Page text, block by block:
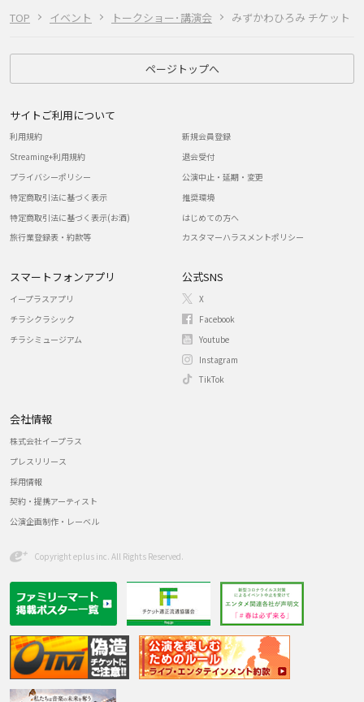
TOP イベント トークショー･講演会 みずかわひろみ チケット
ページトップへ
サイトご利用について
利用規約
Streaming+利用規約
プライバシーポリシー
特定商取引法に基づく表示
特定商取引法に基づく表示(お酒)
旅行業登録表・約款等
新規会員登録
退会受付
公演中止・延期・変更
推奨環境
はじめての方へ
カスタマーハラスメントポリシー
スマートフォンアプリ
イープラスアプリ
チラシクラシック
チラシミュージアム
公式SNS
X
Facebook
Youtube
Instagram
TikTok
会社情報
株式会社イープラス
プレスリリース
採用情報
契約・提携アーティスト
公演企画制作・レーベル
Copyright eplus inc. All Rights Reserved.